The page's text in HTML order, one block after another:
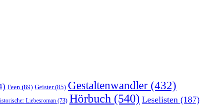
Feen (89) Geister(85) Gestaltenwandler (432)
Liebesroman (73) Hörbuch (540) Leselisten (187)